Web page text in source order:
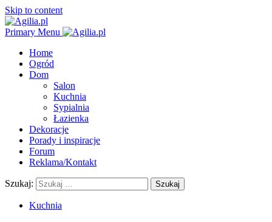
Skip to content
Primary Menu
Home
Ogród
Dom
Salon
Kuchnia
Sypialnia
Łazienka
Dekoracje
Porady i inspiracje
Forum
Reklama/Kontakt
Szukaj:
Kuchnia